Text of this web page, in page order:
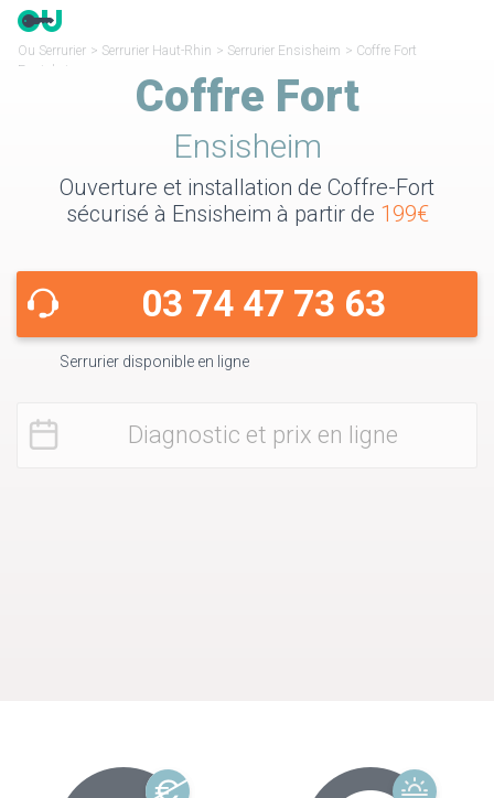
Ou Serrurier > Serrurier Haut-Rhin > Serrurier Ensisheim > Coffre Fort
Ensisheim
Coffre Fort
Ensisheim
Ouverture et installation de Coffre-Fort
sécurisé à Ensisheim à partir de 199€
03 74 47 73 63
Serrurier disponible en ligne
Diagnostic et prix en ligne